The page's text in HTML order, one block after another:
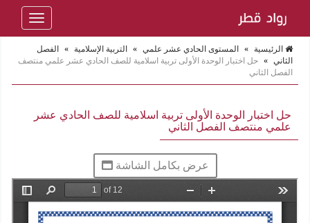
Toggle
الرئيسية » المستوى الحادي عشر علمي » التربية الإسلامية »
الفصل
الثاني » حل اختبار الوحدة الأولى تربية اسلامية للصف الحادي عشر علمي منتصف
الفصل الثاني
حل اختبار الوحدة الأولى تربية اسلامية للصف الحادي عشر
علمي منتصف الفصل الثاني
عرض بكامل الشاشة